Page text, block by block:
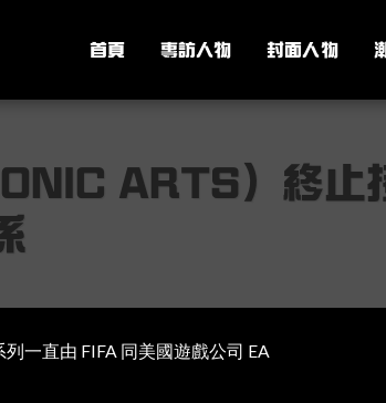
首頁 專訪人物 封面人物
ARTS）終止
一直由 FIFA 同美國遊戲公司 EA